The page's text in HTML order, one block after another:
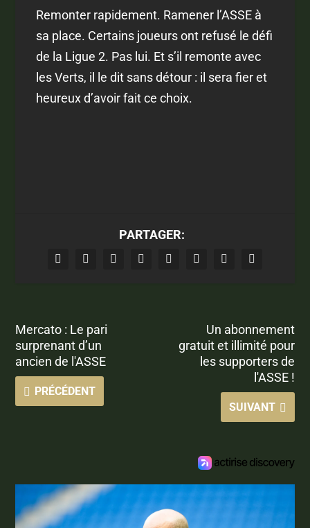
Remonter rapidement. Ramener l’ASSE à
sa place. Certains joueurs ont refusé le défi
de la Ligue 2. Pas lui. Et s’il remonte avec
les Verts, il le dit sans détour : il sera fier et
heureux d’avoir fait ce choix.
PARTAGER:
Mercato : Le pari
surprenant d’un
ancien de l'ASSE
PRÉCÉDENT
Un abonnement
gratuit et illimité pour
les supporters de
l'ASSE !
SUIVANT